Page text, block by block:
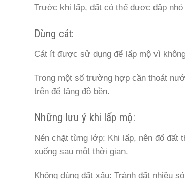
Trước khi lấp, đất có thể được đập
Dùng cát:
Cát ít được sử dụng để lấp mộ vì
Trong một số trường hợp cần thoát
trên để tăng độ bền.
Những lưu ý khi lấp mộ:
Nén chặt từng lớp: Khi lấp, nên đổ đất
xuống sau một thời gian.
Không dùng đất xấu: Tránh đất nhiều